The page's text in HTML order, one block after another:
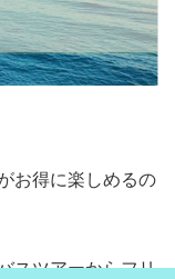
お得に楽しめるの
スツアーからフリ